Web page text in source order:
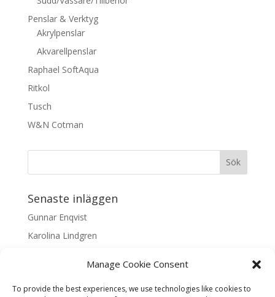
Manage Cookie Consent
To provide the best experiences, we use technologies like cookies to
Penslar & Verktyg
Akrylpenslar
Akvarellpenslar
Raphael SoftAqua
Ritkol
Tusch
W&N Cotman
Senaste inläggen
Gunnar Enqvist
Karolina Lindgren
Samaneh Shabani Åhrling